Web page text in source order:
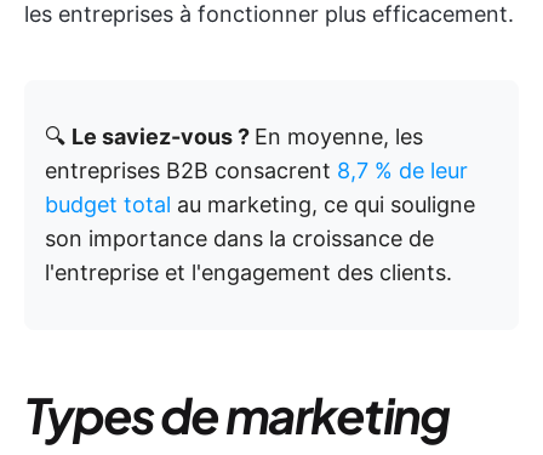
les entreprises à fonctionner plus efficacement.
🔍 Le saviez-vous ? En moyenne, les
entreprises B2B consacrent 8,7 % de leur
budget total au marketing, ce qui souligne
son importance dans la croissance de
l'entreprise et l'engagement des clients.
Types de marketing